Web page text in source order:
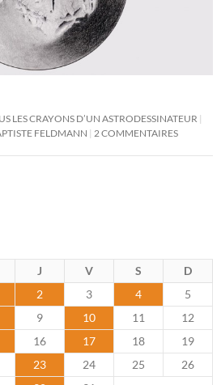
LES CRAYONS D’UN ASTRODESSINATEUR
FELDMANN 2 COMMENTAIRES
J V S
D
2 3 4
5
9 10 11
12
16 17 18
19
23 24 25
26